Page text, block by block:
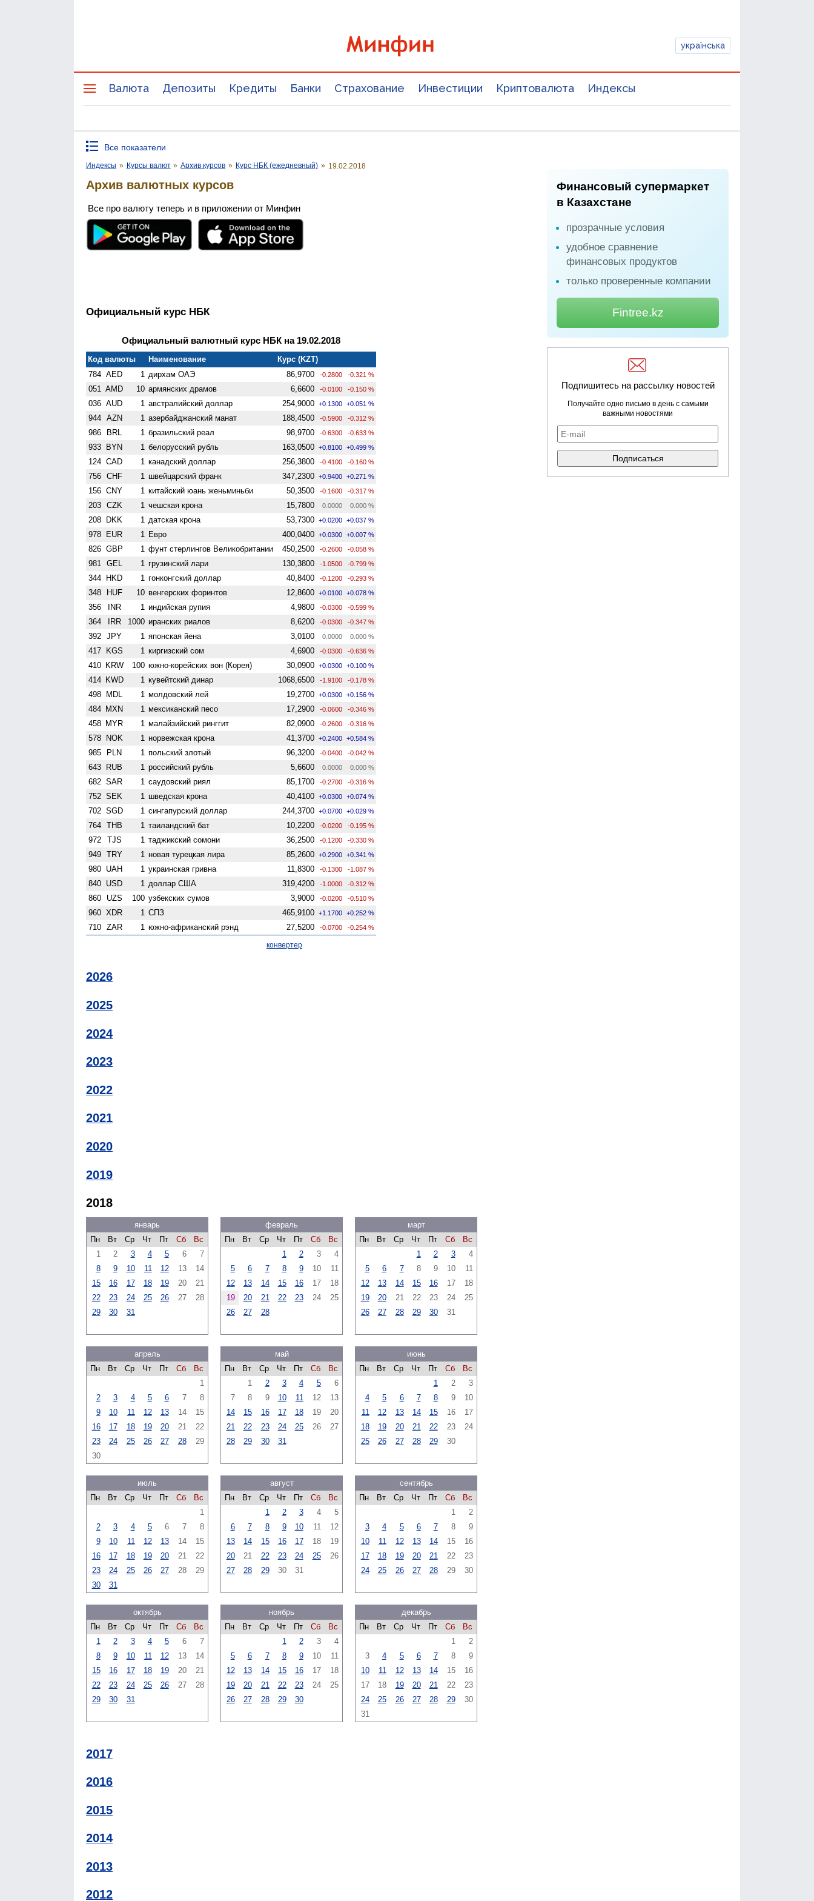
українська
Валюта Депозиты Кредиты Банки Страхование Инвестиции Криптовалюта Индексы
Все показатели
Индексы » Курсы валют » Архив курсов » Курс НБК (ежедневный) » 19.02.2018
Архив валютных курсов
Все про валюту теперь и в приложении от Минфин
Официальный курс НБК
Официальный валютный курс НБК на 19.02.2018
Код валюты Наименование
Курс (KZT)
784 AED 1 дирхам ОАЭ 86,9700 -0.2800 -0.321 %
051 AMD 10 армянских драмов 6,6600 -0.0100 -0.150 %
036 AUD 1 австралийский доллар 254,9000 +0.1300 +0.051 %
944 AZN 1 азербайджанский манат 188,4500 -0.5900 -0.312 %
986 BRL 1 бразильский реал 98,9700 -0.6300 -0.633 %
933 BYN 1 белорусский рубль 163,0500 +0.8100 +0.499 %
124 CAD 1 канадский доллар 256,3800 -0.4100 -0.160 %
756 CHF 1 швейцарский франк 347,2300 +0.9400 +0.271 %
156 CNY 1 китайский юань женьминьби 50,3500 -0.1600 -0.317 %
203 CZK 1 чешская крона 15,7800 0.0000 0.000 %
208 DKK 1 датская крона 53,7300 +0.0200 +0.037 %
978 EUR 1 Евро 400,0400 +0.0300 +0.007 %
826 GBP 1 фунт стерлингов Велико­британии 450,2500 -0.2600 -0.058 %
981 GEL 1 грузинский лари 130,3800 -1.0500 -0.799 %
344 HKD 1 гонконгский доллар 40,8400 -0.1200 -0.293 %
348 HUF 10 венгерских форинтов 12,8600 +0.0100 +0.078 %
356 INR 1 индийская рупия 4,9800 -0.0300 -0.599 %
364 IRR 1000 иранских риалов 8,6200 -0.0300 -0.347 %
392 JPY 1 японская йена 3,0100 0.0000 0.000 %
417 KGS 1 киргизский сом 4,6900 -0.0300 -0.636 %
410 KRW 100 южно-корейских вон (Корея) 30,0900 +0.0300 +0.100 %
414 KWD 1 кувейтский динар 1068,6500 -1.9100 -0.178 %
498 MDL 1 молдовский лей 19,2700 +0.0300 +0.156 %
484 MXN 1 мексиканский песо 17,2900 -0.0600 -0.346 %
458 MYR 1 малайзийский ринггит 82,0900 -0.2600 -0.316 %
578 NOK 1 норвежская крона 41,3700 +0.2400 +0.584 %
985 PLN 1 польский злотый 96,3200 -0.0400 -0.042 %
643 RUB 1 российский рубль 5,6600 0.0000 0.000 %
682 SAR 1 саудовский риял 85,1700 -0.2700 -0.316 %
752 SEK 1 шведская крона 40,4100 +0.0300 +0.074 %
702 SGD 1 сингапурский доллар 244,3700 +0.0700 +0.029 %
764 THB 1 таиландский бат 10,2200 -0.0200 -0.195 %
972 TJS 1 таджикский сомони 36,2500 -0.1200 -0.330 %
949 TRY 1 новая турецкая лира 85,2600 +0.2900 +0.341 %
980 UAH 1 украинская гривна 11,8300 -0.1300 -1.087 %
840 USD 1 доллар США 319,4200 -1.0000 -0.312 %
860 UZS 100 узбекских сумов 3,9000 -0.0200 -0.510 %
960 XDR 1 СПЗ 465,9100 +1.1700 +0.252 %
710 ZAR 1 южно-африканский рэнд 27,5200 -0.0700 -0.254 %
конвертер
2026
2025
2024
2023
2022
2021
2020
2019
2018
январь
Пн
Вт Ср Чт Пт Сб
Вс
1
2 3 4 5 6
7
8
9 10 11 12 13
14
15
16 17 18 19 20
21
22
23 24 25 26 27
28
29
30 31
февраль
Пн
Вт Ср Чт Пт Сб
Вс
1
2 3
4
5
6 7 8 9 10
11
12
13 14 15 16 17
18
19
20 21 22 23 24
25
26
27 28
март
Пн
Вт Ср Чт Пт Сб
Вс
1
2 3
4
5
6 7 8 9 10
11
12
13 14 15 16 17
18
19
20 21 22 23 24
25
26
27 28 29 30 31
апрель
Пн
Вт Ср Чт Пт Сб
Вс
1
2
3 4 5 6 7
8
9
10 11 12 13 14
15
16
17 18 19 20 21
22
23
24 25 26 27 28
29
30
май
Пн
Вт Ср Чт Пт Сб
Вс
1
2 3 4 5
6
7
8 9 10 11 12
13
14
15 16 17 18 19
20
21
22 23 24 25 26
27
28
29 30 31
июнь
Пн
Вт Ср Чт Пт Сб
Вс
1
2
3
4
5 6 7 8 9
10
11
12 13 14 15 16
17
18
19 20 21 22 23
24
25
26 27 28 29 30
июль
Пн
Вт Ср Чт Пт Сб
Вс
1
2
3 4 5 6 7
8
9
10 11 12 13 14
15
16
17 18 19 20 21
22
23
24 25 26 27 28
29
30
31
август
Пн
Вт Ср Чт Пт Сб
Вс
1
2 3 4
5
6
7 8 9 10 11
12
13
14 15 16 17 18
19
20
21 22 23 24 25
26
27
28 29 30 31
сентябрь
Пн
Вт Ср Чт Пт Сб
Вс
1
2
3
4 5 6 7 8
9
10
11 12 13 14 15
16
17
18 19 20 21 22
23
24
25 26 27 28 29 30
октябрь
Пн
Вт Ср Чт Пт Сб
Вс
1
2 3 4 5 6
7
8
9 10 11 12 13
14
15
16 17 18 19 20
21
22
23 24 25 26 27
28
29
30 31
ноябрь
Пн
Вт Ср Чт Пт Сб
Вс
1
2 3
4
5
6 7 8 9 10
11
12
13 14 15 16 17
18
19
20 21 22 23 24
25
26
27 28 29 30
декабрь
Пн
Вт Ср Чт Пт Сб
Вс
1
2
3
4 5 6 7 8
9
10
11 12 13 14 15
16
17
18 19 20 21 22
23
24
25 26 27 28 29
30
31
2017
2016
2015
2014
2013
2012
Финансовый супермаркет
в Казахстане
прозрачные условия
удобное сравнение
финансовых продуктов
только проверенные компании
Fintree.kz
Подпишитесь на рассылку новостей
Получайте одно письмо в день с самыми
важными новостями